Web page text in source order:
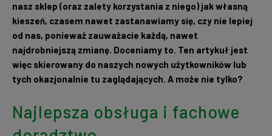
nasz sklep (oraz zalety korzystania z niego) jak własną
kieszeń, czasem nawet zastanawiamy się, czy nie lepiej
od nas, ponieważ zauważacie każdą, nawet
najdrobniejszą zmianę. Doceniamy to. Ten artykuł jest
więc skierowany do naszych nowych użytkowników lub
tych okazjonalnie tu zaglądających. A może nie tylko?
Najlepsza obsługa i fachowe